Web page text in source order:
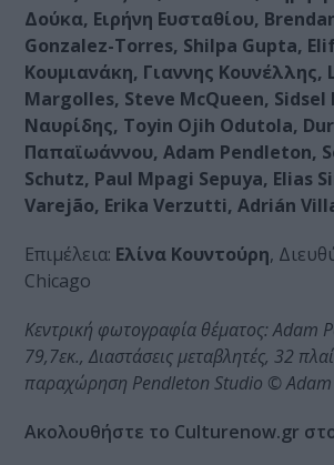
Δούκα, Ειρήνη Ευσταθίου,
Gonzalez-Torres, Shilpa Gupta,
Κουμιανάκη, Γιαννης
Margolles, Steve McQueen,
Ναυρίδης, Toyin Ojih Odutola,
Παπαϊωάννου, Adam Pendleton,
Schutz, Paul Mpagi Sepuya, Elias
Varejão, Erika Verzutti, Adrián
Επιμέλεια: Ελίνα Κουντούρη,
Chicago
Κεντρική φωτογραφία θέματος: Adam
79,7εκ., Διαστάσεις μεταβλητές, 32
παραχώρηση Pendleton Studio ©
Ακολουθήστε το Culturenow.gr